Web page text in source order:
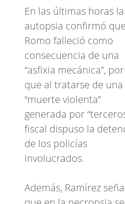
En las últimas horas la
autopsia confirmó que
Romo falleció como
consecuencia de una
“asfixia mecánica”,
que al tratarse de una
“muerte violenta”
generada por
fiscal dispuso la
de los policías
involucrados.
Además, Ramírez